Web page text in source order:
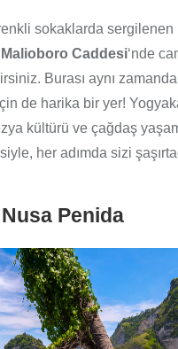
sokaklarda sergilenen
Malioboro Caddesi‘nde
Burası aynı zamanda
de harika bir yer!
kültürü ve çağdaş
her adımda sizi
Nusa Penida